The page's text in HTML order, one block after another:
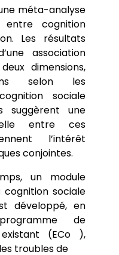
méta-analyse
entre cognition
Les résultats
association
dimensions,
selon les
sociale
suggèrent une
entre ces
l’intérêt
conjointes.
un module
sociale
développé, en
de
(ECo ),
troubles de